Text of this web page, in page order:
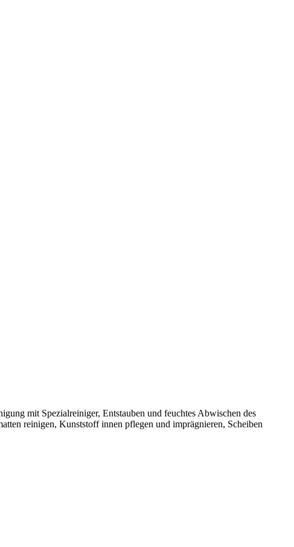
mit Spezialreiniger, Entstauben und feuchtes Abwischen des
reinigen, Kunststoff innen pflegen und imprägnieren, Scheiben